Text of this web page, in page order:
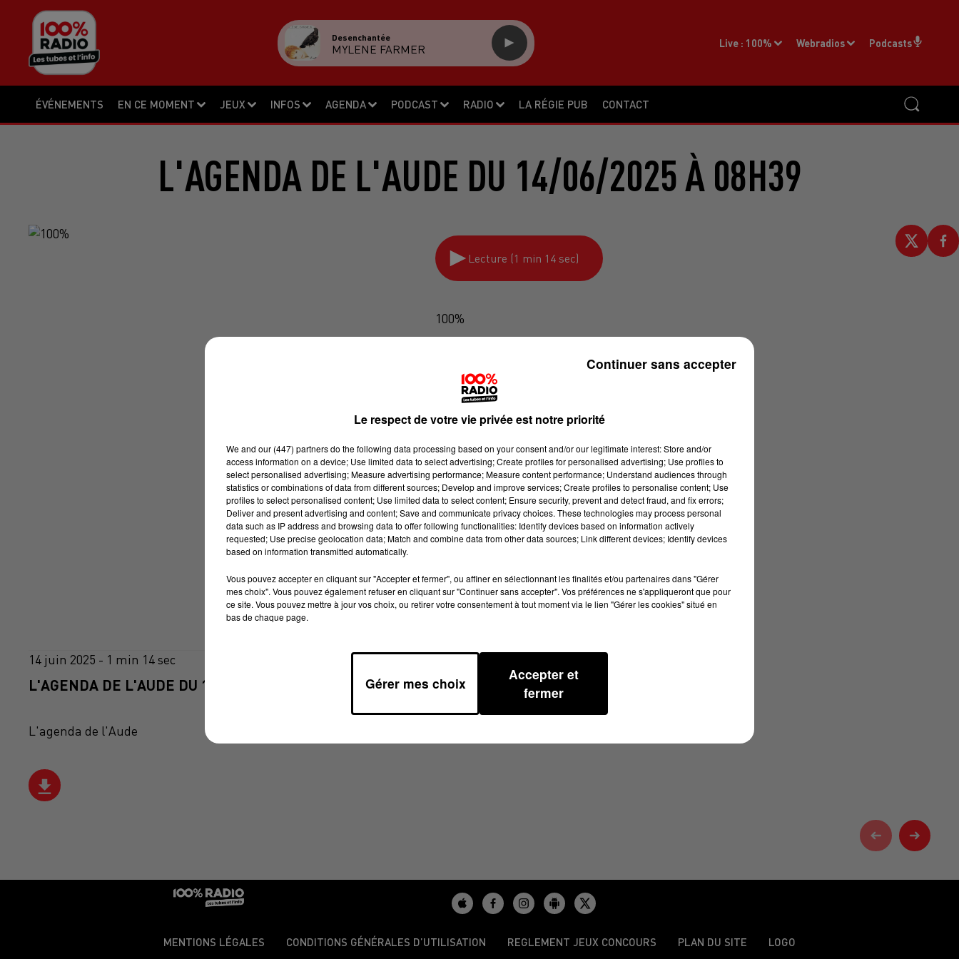
ÉVÉNEMENTS EN CE MOMENT JEUX INFOS AGENDA PODCAST RADIO LA RÉGIE PUB CONTACT
Live : 100% Webradios Podcasts
Desenchantée
MYLENE FARMER
L'AGENDA DE L'AUDE DU 14/06/2025 À 08H39
Lecture (1 min 14 sec)
100%
14 juin 2025 - 1 min 14 sec
L'AGENDA DE L'AUDE DU 14/06/2025 À 08H39
L'agenda de l'Aude
MENTIONS LÉGALES CONDITIONS GÉNÉRALES D’UTILISATION REGLEMENT JEUX CONCOURS PLAN DU SITE LOGO
Le respect de votre vie privée est notre priorité
We and our (447) partnersdo the following data processing based on your consent and/or our legitimate interest: Store and/or
access information on a device; Use limited data to select advertising; Create profiles for personalised advertising; Use profiles to
select personalised advertising; Measure advertising performance; Measure content performance; Understand audiences through
statistics or combinations of data from different sources; Develop and improve services; Create profiles to personalise content; Use
profiles to select personalised content; Use limited data to select content; Ensure security, prevent and detect fraud, and fix errors;
Deliver and present advertising and content; Save and communicate privacy choices. These technologies may process personal
data such as IP address and browsing data to offer following functionalities: Identify devices based on information actively
requested; Use precise geolocation data; Match and combine data from other data sources; Link different devices; Identify devices
based on information transmitted automatically.
Vous pouvez accepter en cliquant sur "Accepter et fermer", ou affiner en sélectionnant les finalités et/ou partenaires dans "Gérer
mes choix". Vous pouvez également refuser en cliquant sur "Continuer sans accepter". Vos préférences ne s'appliqueront que pour
ce site. Vous pouvez mettre à jour vos choix, ou retirer votre consentement à tout moment via le lien "Gérer les cookies" situé en
bas de chaque page.
Gérer mes choix
Accepter et
fermer
Continuer sans accepter